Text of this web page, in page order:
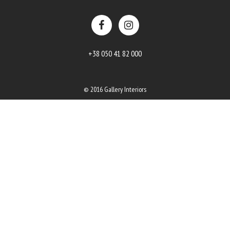
+38 050 41 82 000
© 2016 Gallery Interiors